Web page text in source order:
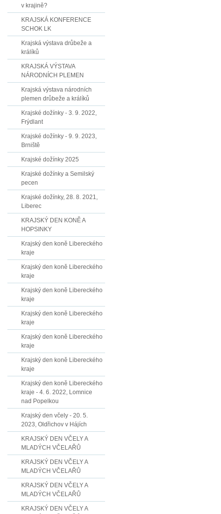
v krajině?
KRAJSKÁ KONFERENCE
SCHOK LK
Krajská výstava drůbeže a
králíků
KRAJSKÁ VÝSTAVA
NÁRODNÍCH PLEMEN
Krajská výstava národních
plemen drůbeže a králíků
Krajské dožínky - 3. 9. 2022,
Frýdlant
Krajské dožínky - 9. 9. 2023,
Brniště
Krajské dožínky 2025
Krajské dožínky a Semilský
pecen
Krajské dožínky, 28. 8. 2021,
Liberec
KRAJSKÝ DEN KONĚ A
HOPSINKY
Krajský den koně Libereckého
kraje
Krajský den koně Libereckého
kraje
Krajský den koně Libereckého
kraje
Krajský den koně Libereckého
kraje
Krajský den koně Libereckého
kraje
Krajský den koně Libereckého
kraje
Krajský den koně Libereckého
kraje - 4. 6. 2022, Lomnice
nad Popelkou
Krajský den včely - 20. 5.
2023, Oldřichov v Hájích
KRAJSKÝ DEN VČELY A
MLADÝCH VČELAŘŮ
KRAJSKÝ DEN VČELY A
MLADÝCH VČELAŘŮ
KRAJSKÝ DEN VČELY A
MLADÝCH VČELAŘŮ
KRAJSKÝ DEN VČELY A